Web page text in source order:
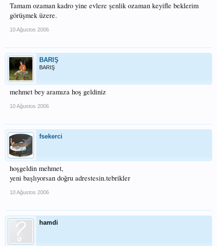
Tamam ozaman kadro yine evlere şenlik ozaman keyifle beklerim
görüşmek üzere.
10 Ağustos 2006
BARIŞ
BARIŞ
mehmet bey aramıza hoş geldiniz
10 Ağustos 2006
fsekerci
hoşgeldin mehmet,
yeni başlıyorsan doğru adrestesin.tebrikler
10 Ağustos 2006
hamdi